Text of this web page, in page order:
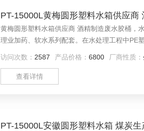
PT-15000L黄梅圆形塑料水箱供应商
黄梅圆形塑料水箱供应商 酒精制造废水胶桶，
理业加药、软水系列配套。在水处理工程中PE
访问次数： 2587 产品价格： 6800 厂商性质：
查看详情
PT-15000L安徽圆形塑料水箱 煤炭